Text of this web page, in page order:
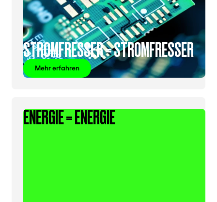
STROMFRESSER = STROMFRESSER
Mehr erfahren
ENERGIE = ENERGIE